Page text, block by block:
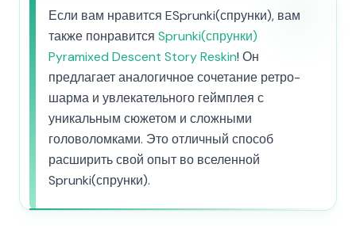
Если вам нравится ESprunki(спрунки), вам
также понравится Sprunki(спрунки)
Pyramixed Descent Story Reskin! Он
предлагает аналогичное сочетание ретро-
шарма и увлекательного геймплея с
уникальным сюжетом и сложными
головоломками. Это отличный способ
расширить свой опыт во вселенной
Sprunki(спрунки).